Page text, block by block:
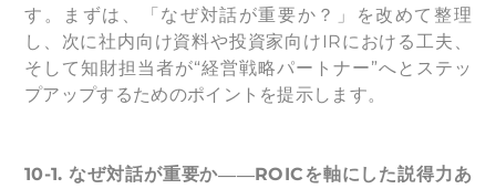
す。まずは、「なぜ対話が重要か？」を改めて整理
し、次に社内向け資料や投資家向けIRにおける工夫、
そして知財担当者が“経営戦略パートナー”へとステッ
プアップするためのポイントを提示します。
10-1.なぜ対話が重要か――ROICを軸にした説得力あ